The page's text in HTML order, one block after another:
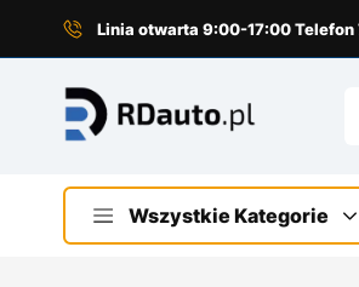
Linia otwarta 9:00-17:00
Wszystkie Kategorie